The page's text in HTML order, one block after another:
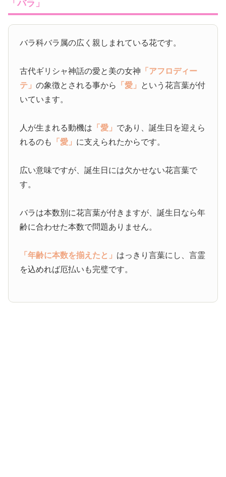
「バラ」
バラ科バラ属の広く親しまれている花です。
古代ギリシャ神話の愛と美の女神 「アフロディー
テ」の象徴とされる事から 「愛」 という花言葉が付
いています。
人が生まれる動機は 「愛」 であり、誕生日を迎えら
れるのも
「愛」 に支えられたからです。
広い意味ですが、誕生日には欠かせない花言葉で
す。
バラは本数別に花言葉が付きますが、誕生日なら年
齢に合わせた本数で問題ありません。
「年齢に本数を揃えたと」 はっきり言葉にし、言霊
を込めれば厄払いも完璧です。